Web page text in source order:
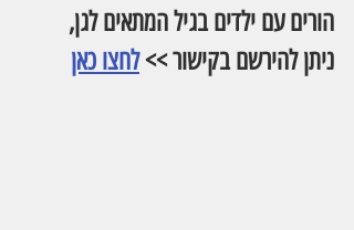
הורים עם ילדים בגיל המתאים לגן,
ניתן להירשם בקישור >> לחצו כאן